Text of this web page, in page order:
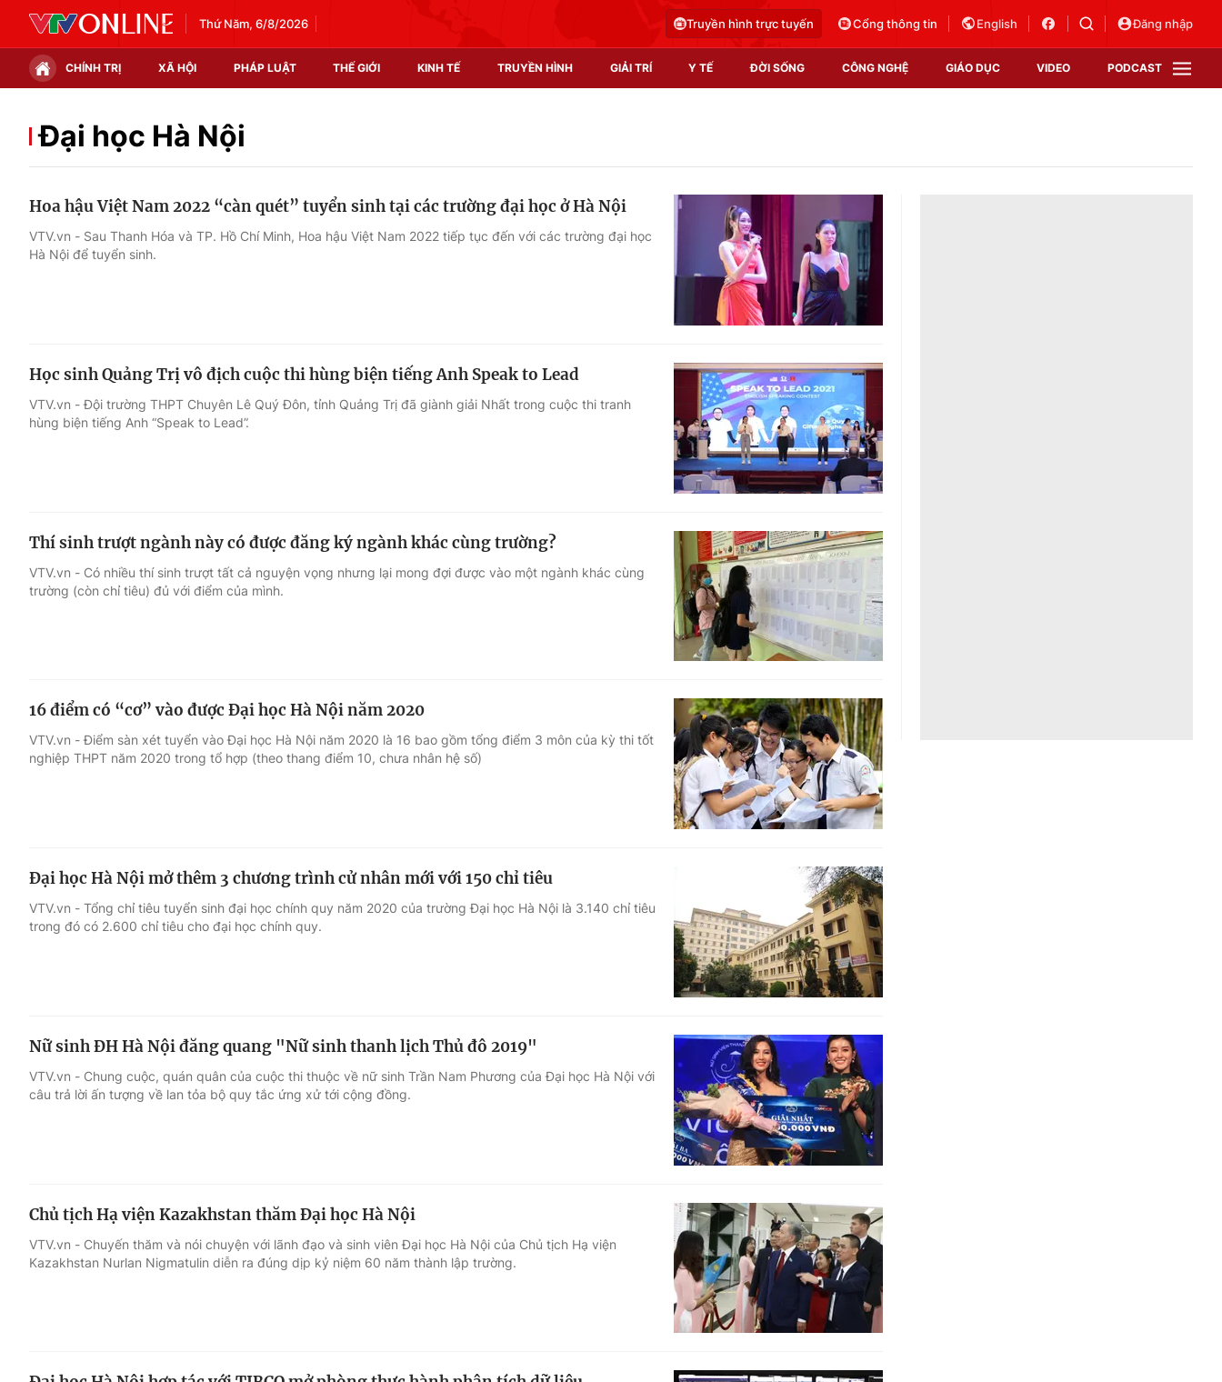
Thứ Năm, 6/8/2026 Truyền hình trực tuyến Cổng thông tin English Đăng nhập
CHÍNH TRỊ XÃ HỘI PHÁP LUẬT THẾ GIỚI KINH TẾ TRUYỀN HÌNH GIẢI TRÍ Y TẾ ĐỜI SỐNG CÔNG NGHỆ GIÁO DỤC VIDEO PODCAST
Chính trị
Thế giới đó đây
Video
Shorts video
Podcast
EMagazine
Photo
Infographic
Góc ảnh
Điện ảnh
Âm nhạc
Sao
Du lịch
Làm đẹp
Chất lượng cuộc sống
Tuyển sinh
Học trực tuyến
Công nghệ
Hitech Công nghệ tương lai
Sản phẩm
Thị trường
Tư vấn
VTV Sức khoẻ
Đại học Hà Nội
Hoa hậu Việt Nam 2022 “càn quét” tuyển sinh tại các trường đại học ở Hà Nội
VTV.vn - Sau Thanh Hóa và TP. Hồ Chí Minh, Hoa hậu Việt Nam 2022 tiếp tục đến với các trường đại học
Hà Nội để tuyển sinh.
Học sinh Quảng Trị vô địch cuộc thi hùng biện tiếng Anh Speak to Lead
VTV.vn - Đội trường THPT Chuyên Lê Quý Đôn, tỉnh Quảng Trị đã giành giải Nhất trong cuộc thi tranh
hùng biện tiếng Anh “Speak to Lead”.
Thí sinh trượt ngành này có được đăng ký ngành khác cùng trường?
VTV.vn - Có nhiều thí sinh trượt tất cả nguyện vọng nhưng lại mong đợi được vào một ngành khác cùng
trường (còn chỉ tiêu) đủ với điểm của mình.
16 điểm có “cơ” vào được Đại học Hà Nội năm 2020
VTV.vn - Điểm sàn xét tuyển vào Đại học Hà Nội năm 2020 là 16 bao gồm tổng điểm 3 môn của kỳ thi tốt
nghiệp THPT năm 2020 trong tổ hợp (theo thang điểm 10, chưa nhân hệ số)
Đại học Hà Nội mở thêm 3 chương trình cử nhân mới với 150 chỉ tiêu
VTV.vn - Tổng chỉ tiêu tuyển sinh đại học chính quy năm 2020 của trường Đại học Hà Nội là 3.140 chỉ tiêu
trong đó có 2.600 chỉ tiêu cho đại học chính quy.
Nữ sinh ĐH Hà Nội đăng quang "Nữ sinh thanh lịch Thủ đô 2019"
VTV.vn - Chung cuộc, quán quân của cuộc thi thuộc về nữ sinh Trần Nam Phương của Đại học Hà Nội với
câu trả lời ấn tượng về lan tỏa bộ quy tắc ứng xử tới cộng đồng.
Chủ tịch Hạ viện Kazakhstan thăm Đại học Hà Nội
VTV.vn - Chuyến thăm và nói chuyện với lãnh đạo và sinh viên Đại học Hà Nội của Chủ tịch Hạ viện
Kazakhstan Nurlan Nigmatulin diễn ra đúng dịp kỷ niệm 60 năm thành lập trường.